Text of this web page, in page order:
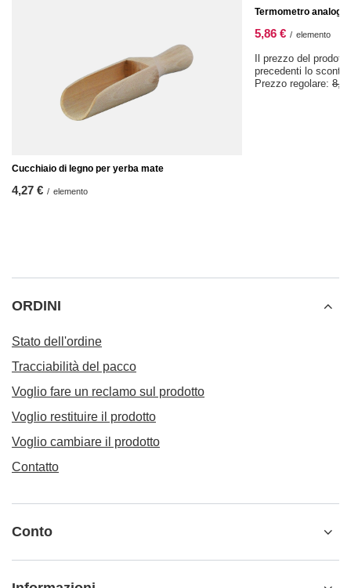
Cucchiaio di legno per yerba mate
4,27 € / elemento
Termometro
5,86 € / elemento
Il prezzo del
precedenti lo
Prezzo regolare:
ORDINI
Stato dell'ordine
Tracciabilità del pacco
Voglio fare un reclamo sul prodotto
Voglio restituire il prodotto
Voglio cambiare il prodotto
Contatto
Conto